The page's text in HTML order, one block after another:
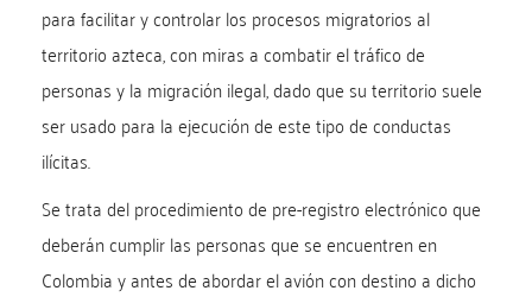
para facilitar y controlar los procesos migratorios al
territorio azteca, con miras a combatir el tráfico de
personas y la migración ilegal, dado que su territorio suele
ser usado para la ejecución de este tipo de conductas
ilícitas.
Se trata del procedimiento de pre-registro electrónico que
deberán cumplir las personas que se encuentren en
Colombia y antes de abordar el avión con destino a dicho